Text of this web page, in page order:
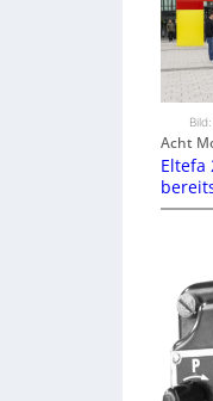
Acht
Eltefa